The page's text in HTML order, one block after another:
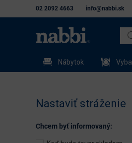
02 2092 4663 info@nabbi.sk
Nábytok
Nastaviť stráženie
Chcem byť informovaný: